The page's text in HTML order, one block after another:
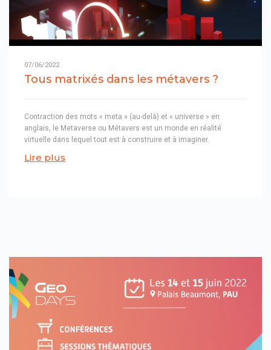
07/06/2022
Tous matrixés dans les métavers ?
Contraction des mots « meta » (au-delà) et « universe » en
anglais, le Metaverse ou Métavers est un monde en réalité
virtuelle dans lequel tout est à construire et à imaginer.
Lire plus